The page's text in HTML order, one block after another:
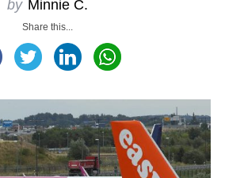
by Minnie C.
Share this...